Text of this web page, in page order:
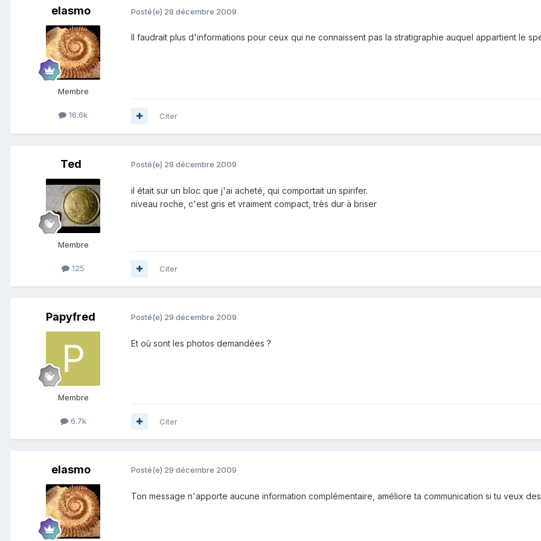
elasmo
Membre
16.6k
Posté(e) 28 décembre 2009
Il faudrait plus d'informations pour ceux qui ne connaissent pas la stratigraphie auquel appartient le
Citer
Ted
Membre
125
Posté(e) 28 décembre 2009
il était sur un bloc que j'ai acheté, qui comportait un spirifer.
niveau roche, c'est gris et vraiment compact, très dur à briser
Citer
Papyfred
Membre
6.7k
Posté(e) 29 décembre 2009
Et où sont les photos demandées ?
Citer
elasmo Posté(e) 29 décembre 2009
Ton message n'apporte aucune information complémentaire, améliore ta communication si tu veux